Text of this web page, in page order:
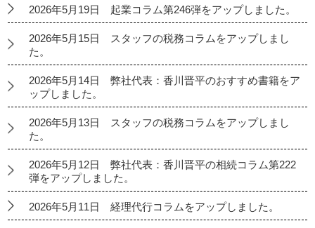
2026年5月19日 起業コラム第246弾をアップしました。
2026年5月15日 スタッフの税務コラムをアップしまし
た。
2026年5月14日 弊社代表：香川晋平のおすすめ書籍をア
ップしました。
2026年5月13日 スタッフの税務コラムをアップしまし
た。
2026年5月12日 弊社代表：香川晋平の相続コラム第222
弾をアップしました。
2026年5月11日 経理代行コラムをアップしました。